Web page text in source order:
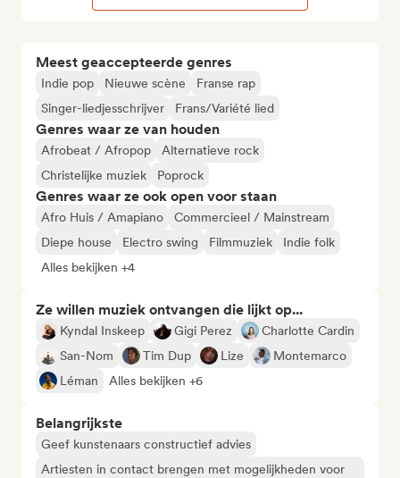
Meest geaccepteerde genres
Indie pop Nieuwe scène
Franse rap
Singer-liedjesschrijver
Frans/Variété lied
Genres waar ze van houden
Afrobeat / Afropop
Alternatieve rock
Christelijke muziek
Poprock
Genres waar ze ook open voor staan
Afro Huis / Amapiano
Commercieel / Mainstream
Diepe house
Electro swing Filmmuziek
Indie folk
Alles bekijken +4
Ze willen muziek ontvangen die lijkt op...
Kyndal Inskeep Gigi Perez
Charlotte Cardin
San-Nom
Tim Dup Lize
Montemarco
Léman
Alles bekijken +6
Belangrijkste
Geef kunstenaars constructief advies
Artiesten in contact brengen met mogelijkheden voor